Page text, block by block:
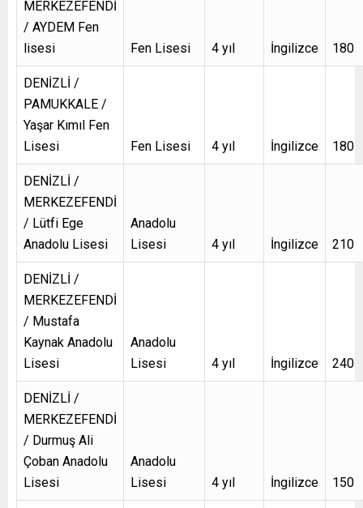
MERKEZEFENDİ
/ AYDEM Fen
lisesi
Fen Lisesi 4 yıl İngilizce 180
DENİZLİ /
PAMUKKALE /
Yaşar Kımıl Fen
Lisesi
Fen Lisesi 4 yıl İngilizce 180
DENİZLİ /
MERKEZEFENDİ
/ Lütfi Ege
Anadolu Lisesi
Anadolu
Lisesi
4 yıl İngilizce 210
DENİZLİ /
MERKEZEFENDİ
/ Mustafa
Kaynak Anadolu
Lisesi
Anadolu
Lisesi
4 yıl İngilizce 240
DENİZLİ /
MERKEZEFENDİ
/ Durmuş Ali
Çoban Anadolu
Lisesi
Anadolu
Lisesi
4 yıl İngilizce 150